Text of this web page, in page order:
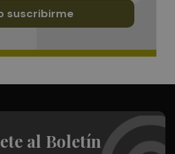
suscribirme
al Boletín